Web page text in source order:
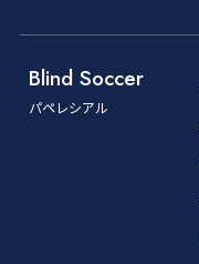
Blind Soccer
パペレシアル